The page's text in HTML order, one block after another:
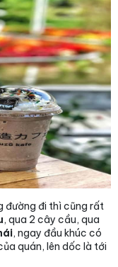
đường đi thì cũng rất
, qua 2 cây cầu, qua
, ngay đầu khúc có
quán, lên dốc là tới